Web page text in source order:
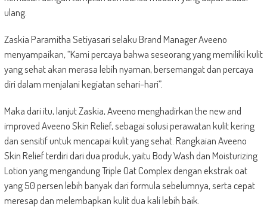
ulang.
Zaskia Paramitha Setiyasari selaku Brand Manager Aveeno
menyampaikan, “Kami percaya bahwa seseorang yang memiliki kulit
yang sehat akan merasa lebih nyaman, bersemangat dan percaya
diri dalam menjalani kegiatan sehari-hari”.
Maka dari itu, lanjut Zaskia, Aveeno menghadirkan the new and
improved Aveeno Skin Relief, sebagai solusi perawatan kulit kering
dan sensitif untuk mencapai kulit yang sehat. Rangkaian Aveeno
Skin Relief terdiri dari dua produk, yaitu Body Wash dan Moisturizing
Lotion yang mengandung Triple Oat Complex dengan ekstrak oat
yang 50 persen lebih banyak dari formula sebelumnya, serta cepat
meresap dan melembapkan kulit dua kali lebih baik.